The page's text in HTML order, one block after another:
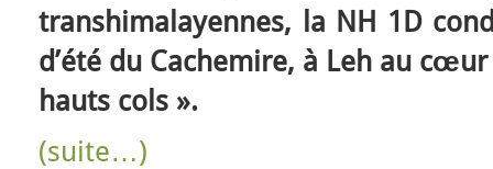
transhimalayennes, la NH 1D
d’été du Cachemire, à Leh au
hauts cols ».
(suite…)